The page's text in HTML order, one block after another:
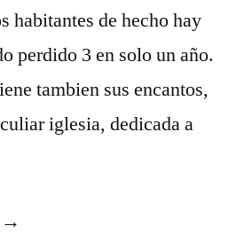
habitantes de hecho hay
perdido 3 en solo un año.
tambien sus encantos,
iglesia, dedicada a